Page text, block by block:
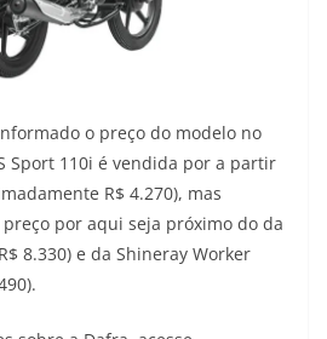
o preço do modelo no
Sport 110i é vendida por a partir
R$ 4.270), mas
por aqui seja próximo do da
8.330) e da Shineray Worker